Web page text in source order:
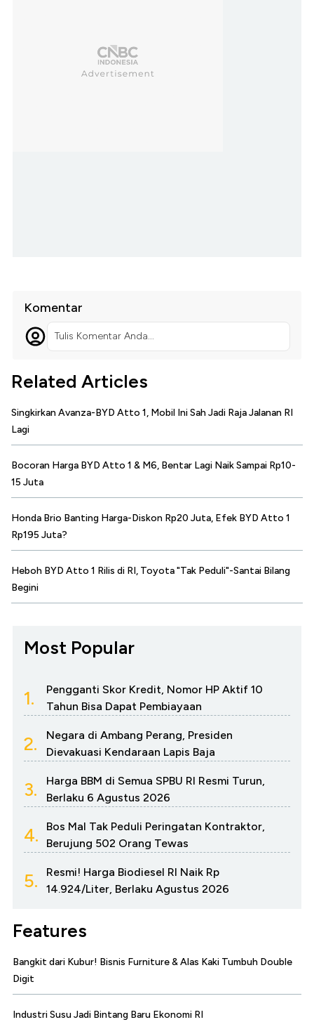
Komentar
Tulis Komentar Anda...
Related Articles
Singkirkan Avanza-BYD Atto 1, Mobil Ini Sah Jadi Raja Jalanan RI
Lagi
Bocoran Harga BYD Atto 1 & M6, Bentar Lagi Naik Sampai Rp10-
15 Juta
Honda Brio Banting Harga-Diskon Rp20 Juta, Efek BYD Atto 1
Rp195 Juta?
Heboh BYD Atto 1 Rilis di RI, Toyota "Tak Peduli"-Santai Bilang
Begini
Most Popular
1.
Pengganti Skor Kredit, Nomor HP Aktif 10
Tahun Bisa Dapat Pembiayaan
2.
Negara di Ambang Perang, Presiden
Dievakuasi Kendaraan Lapis Baja
3.
Harga BBM di Semua SPBU RI Resmi Turun,
Berlaku 6 Agustus 2026
4.
Bos Mal Tak Peduli Peringatan Kontraktor,
Berujung 502 Orang Tewas
5.
Resmi! Harga Biodiesel RI Naik Rp
14.924/Liter, Berlaku Agustus 2026
Features
Bangkit dari Kubur! Bisnis Furniture & Alas Kaki Tumbuh Double
Digit
Industri Susu Jadi Bintang Baru Ekonomi RI